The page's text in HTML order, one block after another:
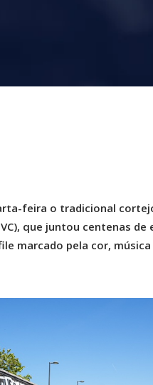
feira o tradicional
que juntou centenas de
marcado pela cor,